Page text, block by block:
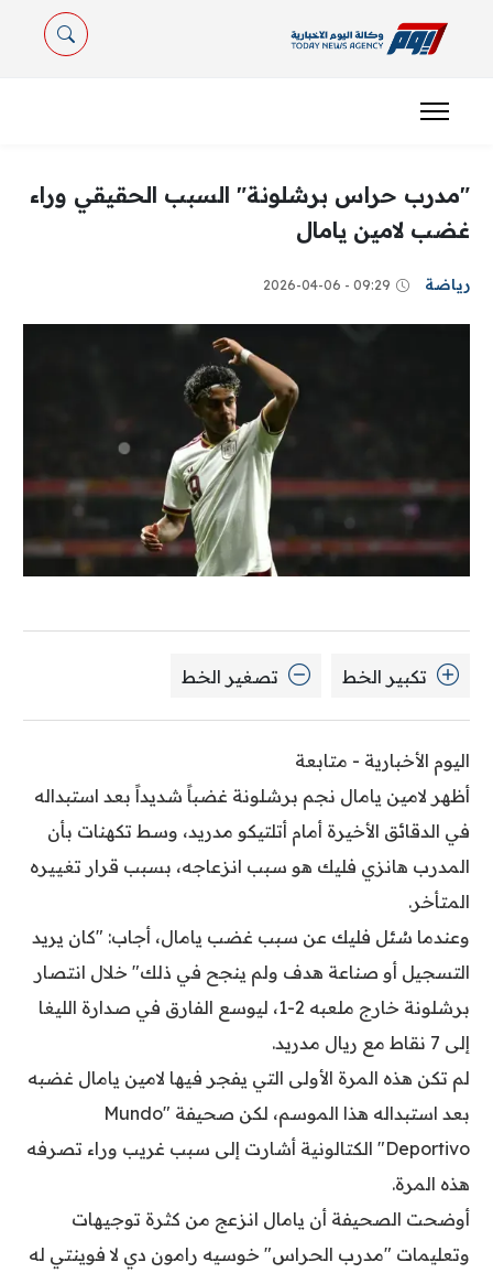
"مدرب حراس برشلونة" السبب الحقيقي وراء
غضب لامين يامال
رياضة 09:29 - 2026-04-06
تكبير الخط تصغير الخط
اليوم الأخبارية - متابعة
أظهر لامين يامال نجم برشلونة غضباً شديداً بعد استبداله
في الدقائق الأخيرة أمام أتلتيكو مدريد، وسط تكهنات بأن
المدرب هانزي فليك هو سبب انزعاجه، بسبب قرار تغييره
المتأخر.
وعندما سُئل فليك عن سبب غضب يامال، أجاب: "كان يريد
التسجيل أو صناعة هدف ولم ينجح في ذلك" خلال انتصار
برشلونة خارج ملعبه 2-1، ليوسع الفارق في صدارة الليغا
إلى 7 نقاط مع ريال مدريد.
لم تكن هذه المرة الأولى التي يفجر فيها لامين يامال غضبه
بعد استبداله هذا الموسم، لكن صحيفة "Mundo
Deportivo" الكتالونية أشارت إلى سبب غريب وراء تصرفه
هذه المرة.
أوضحت الصحيفة أن يامال انزعج من كثرة توجيهات
وتعليمات "مدرب الحراس" خوسيه رامون دي لا فوينتي له